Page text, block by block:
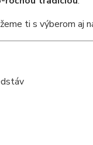
ti s výberom aj